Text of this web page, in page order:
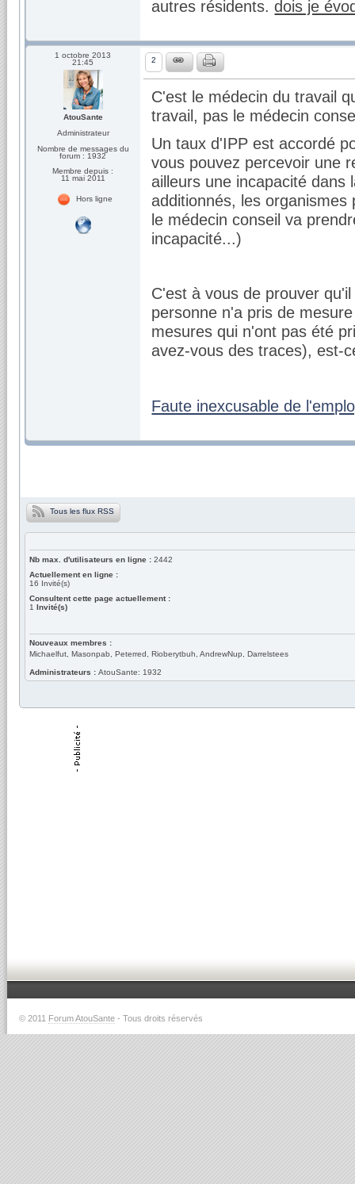
autres résidents.dois je
1 octobre 2013
21:45
AtouSante
Administrateur
Nombre de messages du
forum : 1932
Membre depuis :
11 mai 2011
Hors ligne
2
C'est le médecin du travail
travail, pas le médecin
Un taux d'IPP est accordé
vous pouvez percevoir une
ailleurs une incapacité dans
additionnés, les
le médecin conseil va
incapacité...)
C'est à vous de prouver
personne n'a pris de
mesures qui n'ont pas été
avez-vous des traces), est-
Faute inexcusable de
Tous les flux RSS
Nb max. d'utilisateurs en ligne : 2442
Actuellement en ligne :
16 Invité(s)
Consultent cette page actuellement :
1 Invité(s)
Nouveaux membres :
Michaelfut, Masonpab, Peterred, Rioberytbuh, AndrewNup, Darrelstees
Administrateurs : AtouSante: 1932
© 2011 Forum AtouSante - Tous droits réservés